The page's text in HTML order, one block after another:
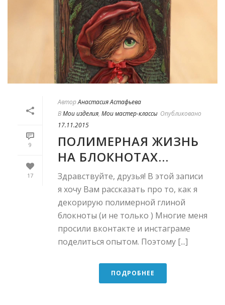
9
17
АвторАнастасия Астафьева
ВМои изделия, Мои мастер-классы Опубликовано
17.11.2015
ПОЛИМЕРНАЯ ЖИЗНЬ
НА БЛОКНОТАХ…
Здравствуйте, друзья! В этой записи
я хочу Вам рассказать про то, как я
декорирую полимерной глиной
блокноты (и не только ) Многие меня
просили вконтакте и инстаграме
поделиться опытом. Поэтому [...]
ПОДРОБНЕЕ